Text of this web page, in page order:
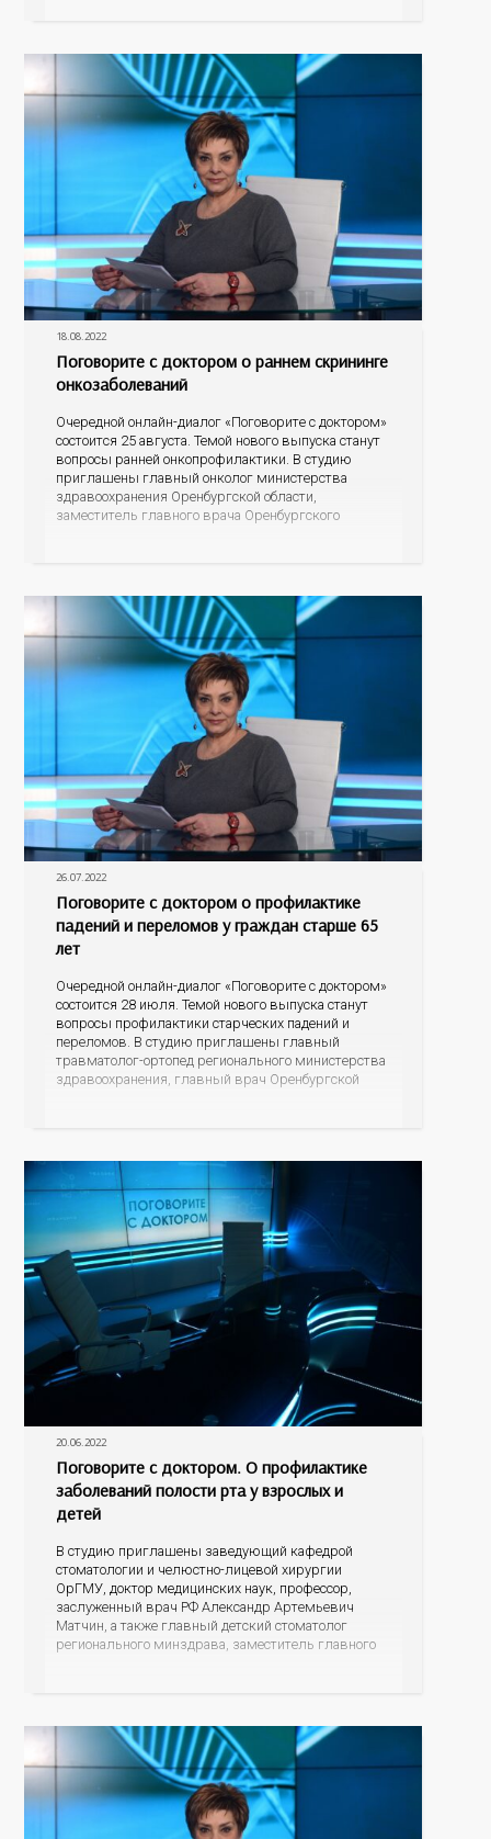
время диспансеризации определять опухоли
различных локализаций на ранних стадиях,
18.08.2022
Поговорите с доктором о раннем скрининге
онкозаболеваний
Очередной онлайн-диалог «Поговорите с доктором»
состоится 25 августа. Темой нового выпуска станут
вопросы ранней онкопрофилактики. В студию
приглашены главный онколог министерства
здравоохранения Оренбургской области,
заместитель главного врача Оренбургского
Разговор пойдет о профилактике онкологических
заболеваний, а именно о скрининговых
26.07.2022
Поговорите с доктором о профилактике
падений и переломов у граждан старше 65
лет
Очередной онлайн-диалог «Поговорите с доктором»
состоится 28 июля. Темой нового выпуска станут
вопросы профилактики старческих падений и
переломов. В студию приглашены главный
травматолог-ортопед регионального министерства
здравоохранения, главный врач Оренбургской
ветеранов войн Наталья Сергеевна Шокурова. С
20.06.2022
Поговорите с доктором. О профилактике
заболеваний полости рта у взрослых и
детей
В студию приглашены заведующий кафедрой
стоматологии и челюстно-лицевой хирургии
ОрГМУ, доктор медицинских наук, профессор,
заслуженный врач РФ Александр Артемьевич
Матчин, а также главный детский стоматолог
регионального минздрава, заместитель главного
Нужно ли обращаться к стоматологу с
профилактической целью, когда